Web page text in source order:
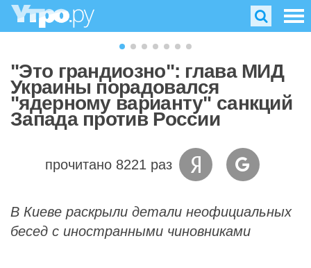
"Это грандиозно": глава МИД
Украины порадовался
"ядерному варианту" санкций
Запада против России
прочитано 8221 раз
В Киеве раскрыли детали неофициальных
бесед с иностранными чиновниками